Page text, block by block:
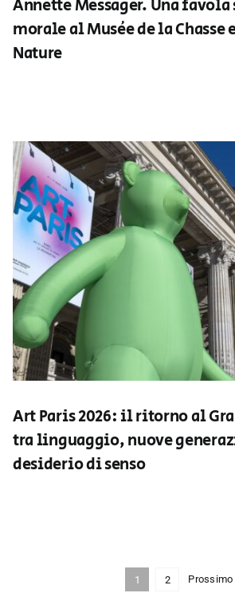
Annette Messager. Una favola
morale al Musée de la Chasse
Nature
Art Paris 2026: il ritorno al
tra linguaggio, nuove
desiderio di senso
1 2 Prossimo